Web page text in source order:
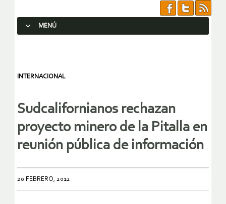
MENÚ
INTERNACIONAL
Sudcalifornianos rechazan
proyecto minero de la Pitalla en
reunión pública de información
20 FEBRERO, 2012